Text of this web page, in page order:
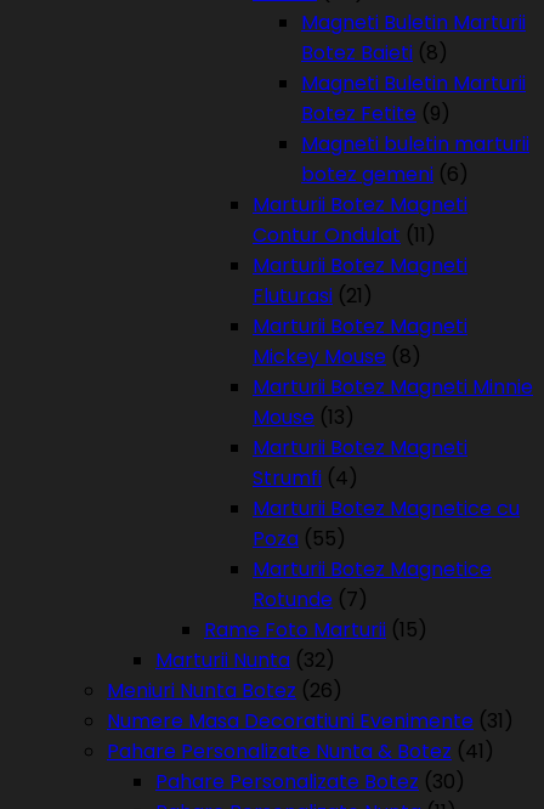
Magneti Buletin Marturii
Botez Baieti (8)
Magneti Buletin Marturii
Botez Fetite (9)
Magneti buletin marturii
botez gemeni (6)
Marturii Botez Magneti
Contur Ondulat (11)
Marturii Botez Magneti
Fluturasi (21)
Marturii Botez Magneti
Mickey Mouse (8)
Marturii Botez Magneti Minnie
Mouse (13)
Marturii Botez Magneti
Strumfi (4)
Marturii Botez Magnetice cu
Poza (55)
Marturii Botez Magnetice
Rotunde (7)
Rame Foto Marturii (15)
Marturii Nunta (32)
Meniuri Nunta Botez (26)
Numere Masa Decoratiuni Evenimente (31)
Pahare Personalizate Nunta & Botez (41)
Pahare Personalizate Botez (30)